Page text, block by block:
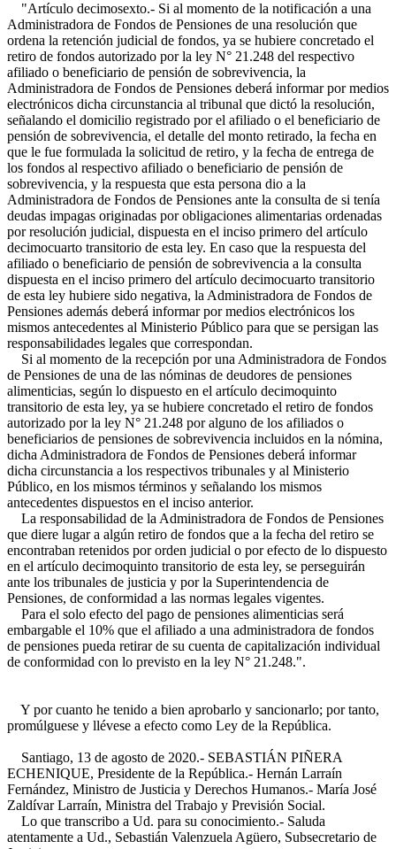
"Artículo decimosexto.- Si al momento de la notificación a una
Administradora de Fondos de Pensiones de una resolución que
ordena la retención judicial de fondos, ya se hubiere concretado el
retiro de fondos autorizado por la ley N° 21.248 del respectivo
afiliado o beneficiario de pensión de sobrevivencia, la
Administradora de Fondos de Pensiones deberá informar por medios
electrónicos dicha circunstancia al tribunal que dictó la resolución,
señalando el domicilio registrado por el afiliado o el beneficiario de
pensión de sobrevivencia, el detalle del monto retirado, la fecha en
que le fue formulada la solicitud de retiro, y la fecha de entrega de
los fondos al respectivo afiliado o beneficiario de pensión de
sobrevivencia, y la respuesta que esta persona dio a la
Administradora de Fondos de Pensiones ante la consulta de si tenía
deudas impagas originadas por obligaciones alimentarias ordenadas
por resolución judicial, dispuesta en el inciso primero del artículo
decimocuarto transitorio de esta ley. En caso que la respuesta del
afiliado o beneficiario de pensión de sobrevivencia a la consulta
dispuesta en el inciso primero del artículo decimocuarto transitorio
de esta ley hubiere sido negativa, la Administradora de Fondos de
Pensiones además deberá informar por medios electrónicos los
mismos antecedentes al Ministerio Público para que se persigan las
responsabilidades legales que correspondan.
Si al momento de la recepción por una Administradora de Fondos
de Pensiones de una de las nóminas de deudores de pensiones
alimenticias, según lo dispuesto en el artículo decimoquinto
transitorio de esta ley, ya se hubiere concretado el retiro de fondos
autorizado por la ley N° 21.248 por alguno de los afiliados o
beneficiarios de pensiones de sobrevivencia incluidos en la nómina,
dicha Administradora de Fondos de Pensiones deberá informar
dicha circunstancia a los respectivos tribunales y al Ministerio
Público, en los mismos términos y señalando los mismos
antecedentes dispuestos en el inciso anterior.
La responsabilidad de la Administradora de Fondos de Pensiones
que diere lugar a algún retiro de fondos que a la fecha del retiro se
encontraban retenidos por orden judicial o por efecto de lo dispuesto
en el artículo decimoquinto transitorio de esta ley, se perseguirán
ante los tribunales de justicia y por la Superintendencia de
Pensiones, de conformidad a las normas legales vigentes.
Para el solo efecto del pago de pensiones alimenticias será
embargable el 10% que el afiliado a una administradora de fondos
de pensiones pueda retirar de su cuenta de capitalización individual
de conformidad con lo previsto en la ley N° 21.248.".
Y por cuanto he tenido a bien aprobarlo y sancionarlo; por tanto,
promúlguese y llévese a efecto como Ley de la República.
Santiago, 13 de agosto de 2020.- SEBASTIÁN PIÑERA
ECHENIQUE, Presidente de la República.- Hernán Larraín
Fernández, Ministro de Justicia y Derechos Humanos.- María José
Zaldívar Larraín, Ministra del Trabajo y Previsión Social.
Lo que transcribo a Ud. para su conocimiento.- Saluda
atentamente a Ud., Sebastián Valenzuela Agüero, Subsecretario de